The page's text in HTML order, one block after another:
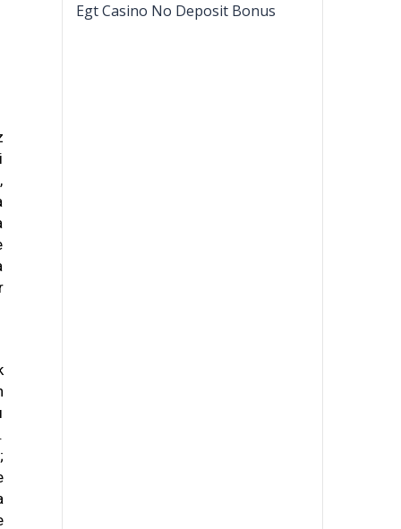
Egt Casino No Deposit Bonus